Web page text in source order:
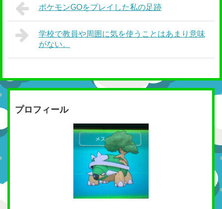
ポケモンGOをプレイした私の足跡
学校で教員や周囲に気を使うことはあまり意味
がない。
プロフィール